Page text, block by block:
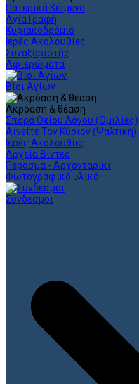
Πατερικά Κείμενα
Αγία Γραφή
Κυριακοδρόμιο
Ιερές Ακολουθίες
Συναξαριστής
Αφιερώματα
Βίοι Αγίων
Ακρόαση & θέαση
Σπορά Θείου Λόγου (Ομιλίες)
Αινείτε Τον Κύριον (Ψαλτική)
Ιερές Ακολουθίες
Αρχεία Βίντεο
Πέρασμα - Αρχονταρίκι
Φωτογραφικό υλικό
Σύνδεσμοι